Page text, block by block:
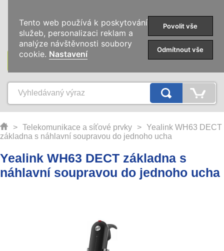
KATEGORIE
> Telekomunikace a síťové prvky > Yealink WH63 DECT
základna s náhlavní soupravou do jednoho ucha
Yealink WH63 DECT základna s
náhlavní soupravou do jednoho ucha
Tento web používá k poskytování
služeb, personalizaci reklam a
analýze návštěvnosti soubory
cookie. Nastavení
Povolit vše
Odmítnout vše